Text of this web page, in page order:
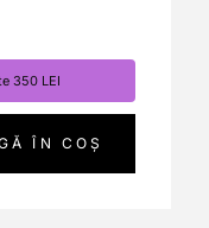
350 LEI
ÎN COȘ